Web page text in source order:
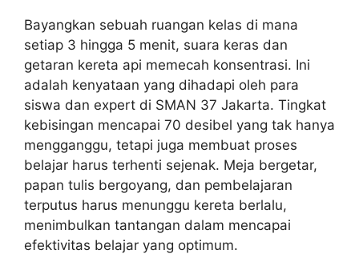
Bayangkan sebuah ruangan kelas di mana
setiap 3 hingga 5 menit, suara keras dan
getaran kereta api memecah konsentrasi. Ini
adalah kenyataan yang dihadapi oleh para
siswa dan expert di SMAN 37 Jakarta. Tingkat
kebisingan mencapai 70 desibel yang tak hanya
mengganggu, tetapi juga membuat proses
belajar harus terhenti sejenak. Meja bergetar,
papan tulis bergoyang, dan pembelajaran
terputus harus menunggu kereta berlalu,
menimbulkan tantangan dalam mencapai
efektivitas belajar yang optimum.